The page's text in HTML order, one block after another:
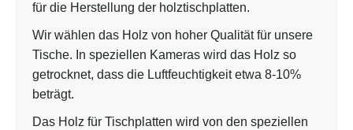
für die Herstellung der holztischplatten.
Wir wählen das Holz von hoher Qualität für unsere
Tische. In speziellen Kameras wird das Holz so
getrocknet, dass die Luftfeuchtigkeit etwa 8-10%
beträgt.
Das Holz für Tischplatten wird von den speziellen